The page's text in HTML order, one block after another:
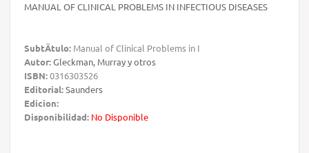
MANUAL OF CLINICAL PROBLEMS IN INFECTIOUS DISEASES
SubtÃ­tulo: Manual of Clinical Problems in I
Autor:Gleckman, Murray y otros
ISBN:0316303526
Editorial:Saunders
Edicion:
Disponibilidad: No Disponible